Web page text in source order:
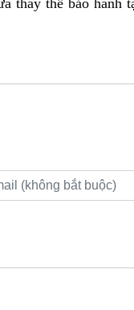
thay thế bảo